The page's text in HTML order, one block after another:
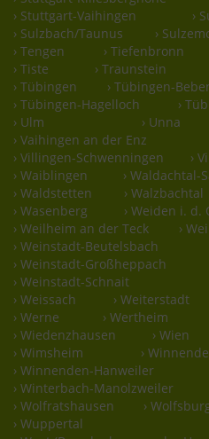
› Stuttgart-Vaihingen
›
› Sulzbach/Taunus
›
› Tengen
› Tiefenbronn
› Tiste
› Traunstein
› Tübingen
› Tübingen-
› Tübingen-Hagelloch
›
› Ulm
› Unna
› Vaihingen an der Enz
› Villingen-Schwenningen
›
› Waiblingen
› Waldachtal-
› Waldstetten
› Walzbachtal
› Wasenberg
› Weiden i. d.
› Weilheim an der Teck
›
› Weinstadt-Beutelsbach
› Weinstadt-Großheppach
› Weinstadt-Schnait
› Weissach
› Weiterstadt
› Werne
› Wertheim
› Wiedenzhausen
› Wien
› Wimsheim
›
› Winnenden-Hanweiler
› Winterbach-Manolzweiler
› Wolfratshausen
›
› Wuppertal